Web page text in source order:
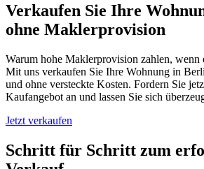
Verkaufen Sie Ihre
ohne Maklerprovision
Warum hohe Maklerprovision zahlen, wenn
Mit uns verkaufen Sie Ihre Wohnung in
und ohne versteckte Kosten. Fordern Sie
Kaufangebot an und lassen Sie sich
Jetzt verkaufen
Schritt für Schritt zum